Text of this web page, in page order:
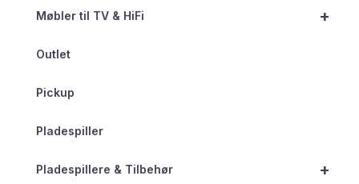
+
Møbler til TV & HiFi
Outlet
Pickup
Pladespiller
+
Pladespillere & Tilbehør